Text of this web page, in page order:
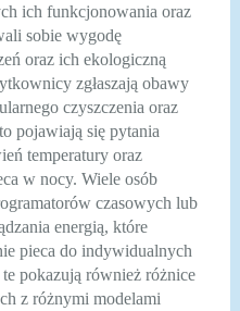
ich funkcjonowania oraz
sobie wygodę
oraz ich ekologiczną
zgłaszają obawy
czyszczenia oraz
pojawiają się pytania
temperatury oraz
w nocy. Wiele osób
czasowych lub
energią, które
pieca do indywidualnych
pokazują również różnice
z różnymi modelami